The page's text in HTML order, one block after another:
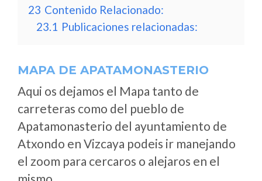
23 Contenido Relacionado:
23.1 Publicaciones relacionadas:
MAPA DE APATAMONASTERIO
Aqui os dejamos el Mapa tanto de
carreteras como del pueblo de
Apatamonasterio del ayuntamiento de
Atxondo en Vizcaya podeis ir manejando
el zoom para cercaros o alejaros en el